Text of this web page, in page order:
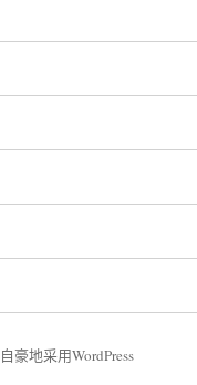
自豪地采用WordPress